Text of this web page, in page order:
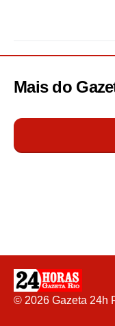
Mais do
© 2026 Gazeta 24h